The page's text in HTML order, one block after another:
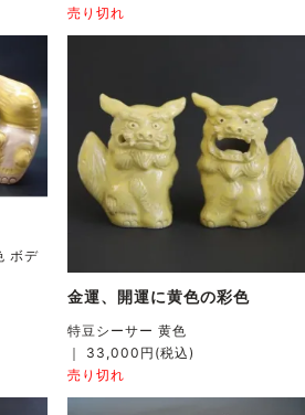
売り切れ
ボデ
金運、開運に黄色の彩色
特豆シーサー 黄色
｜ 33,000円(税込)
売り切れ